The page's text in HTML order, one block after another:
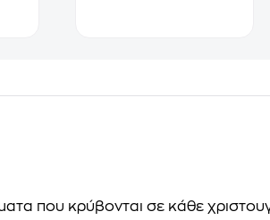
που κρύβονται σε κάθε